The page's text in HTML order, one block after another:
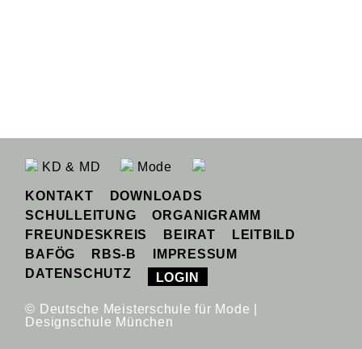
KD & MD Mode
KONTAKT
DOWNLOADS
SCHULLEITUNG
ORGANIGRAMM
FREUNDESKREIS
BEIRAT
LEITBILD
BAFÖG
RBS-B
IMPRESSUM
DATENSCHUTZ
LOGIN
© Deutsche Meisterschule für Mode |
Designschule München